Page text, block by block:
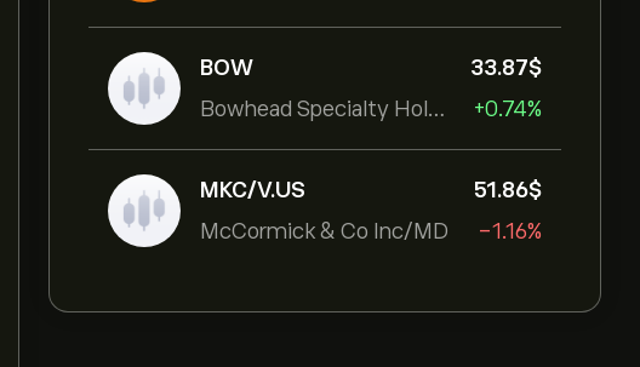
BOW
Bowhead Specialty Holdings Inc
33.87‎$‎
+0.74%
MKC/V.US
McCormick & Co Inc/MD
51.86‎$‎
-1.16%